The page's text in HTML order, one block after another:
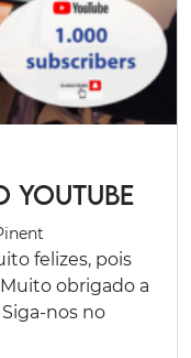
YouTube
felizes, pois
obrigado a
nos no